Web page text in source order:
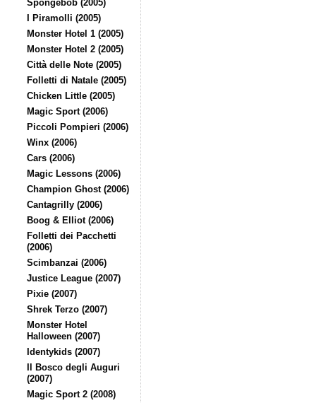
Spongebob (2005)
I Piramolli (2005)
Monster Hotel 1 (2005)
Monster Hotel 2 (2005)
Città delle Note (2005)
Folletti di Natale (2005)
Chicken Little (2005)
Magic Sport (2006)
Piccoli Pompieri (2006)
Winx (2006)
Cars (2006)
Magic Lessons (2006)
Champion Ghost (2006)
Cantagrilly (2006)
Boog & Elliot (2006)
Folletti dei Pacchetti
(2006)
Scimbanzai (2006)
Justice League (2007)
Pixie (2007)
Shrek Terzo (2007)
Monster Hotel
Halloween (2007)
Identykids (2007)
Il Bosco degli Auguri
(2007)
Magic Sport 2 (2008)